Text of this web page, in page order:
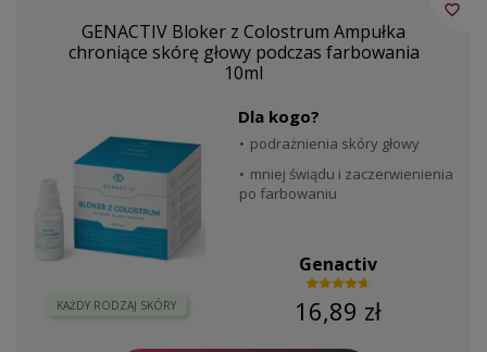
GENACTIV Bloker z Colostrum Ampułka
chroniące skórę głowy podczas farbowania
10ml
KAŻDY RODZAJ SKÓRY
Dla kogo?
podrażnienia skóry głowy
mniej świądu i zaczerwienienia
po farbowaniu
Genactiv
16,89 zł
favorite_border